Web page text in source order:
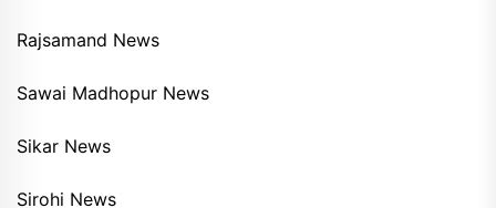
Rajsamand News
Sawai Madhopur News
Sikar News
Sirohi News